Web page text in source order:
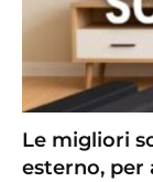
Le migliori
esterno, per